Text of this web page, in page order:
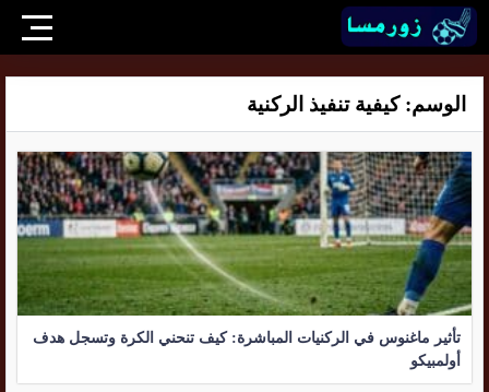
الوسم:كيفية تنفيذ الركنية
تأثير ماغنوس في الركنيات المباشرة: كيف تنحني الكرة وتسجل هدف
أولمبيكو